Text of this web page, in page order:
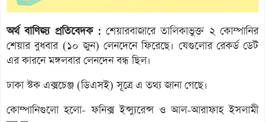
অর্থ বাণিজ্য প্রতিবেদক : শেয়ারবাজারে তালিকাভুক্ত ২ কোম্পানির
শেয়ার বুধবার (১০ জুন) লেনদেনে ফিরেছে। যেগুলোর রেকর্ড ডেট
এর কারনে মঙ্গলবার লেনদেন বন্ধ ছিল।
ঢাকা স্টক এক্সচেঞ্জ (ডিএসই) সূত্রে এ তথ্য জানা গেছে।
কোম্পানিগুলো হলো- ফনিক্স ইন্স্যুরেন্স ও আল-আরাফাহ ইসলামী